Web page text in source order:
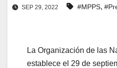
SEP 29, 2022 #MPPS,
La Organización de las
establece el 29 de